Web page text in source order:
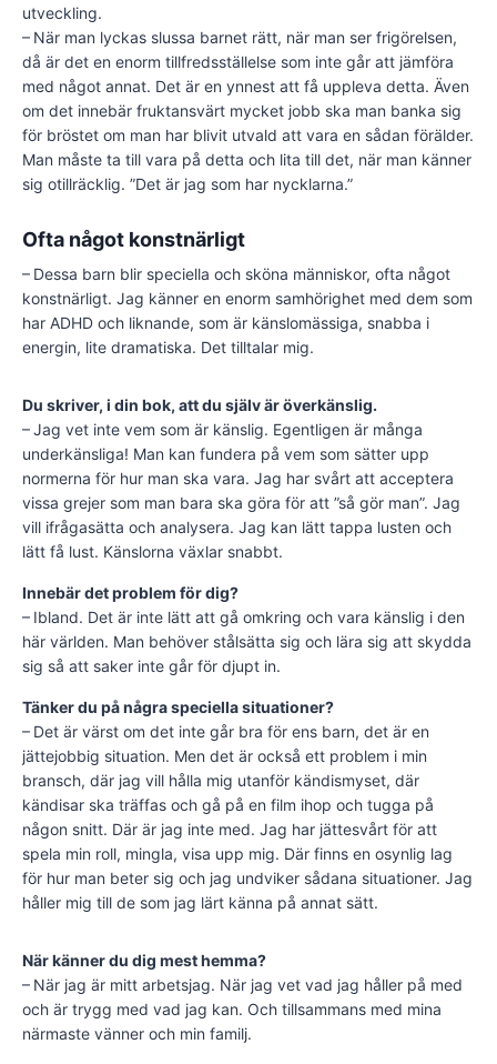
utveckling.
– När man lyckas slussa barnet rätt, när man ser frigörelsen,
då är det en enorm tillfredsställelse som inte går att jämföra
med något annat. Det är en ynnest att få uppleva detta. Även
om det innebär fruktansvärt mycket jobb ska man banka sig
för bröstet om man har blivit utvald att vara en sådan förälder.
Man måste ta till vara på detta och lita till det, när man känner
sig otillräcklig. ”Det är jag som har nycklarna.”
Ofta något konstnärligt
– Dessa barn blir speciella och sköna människor, ofta något
konstnärligt. Jag känner en enorm samhörighet med dem som
har ADHD och liknande, som är känslomässiga, snabba i
energin, lite dramatiska. Det tilltalar mig.
Du skriver, i din bok, att du själv är överkänslig.
– Jag vet inte vem som är känslig. Egent­ligen är många
underkänsliga! Man kan fundera på vem som sätter upp
normerna för hur man ska vara. Jag har svårt att acceptera
vissa grejer som man bara ska göra för att ”så gör man”. Jag
vill ifrågasätta och analysera. Jag kan lätt tappa lusten och
lätt få lust. Känslorna växlar snabbt.
Innebär det problem för dig?
– Ibland. Det är inte lätt att gå omkring och vara känslig i den
här världen. Man behöver stålsätta sig och lära sig att skydda
sig så att saker inte går för djupt in.
Tänker du på några speciella situationer?
– Det är värst om det inte går bra för ens barn, det är en
jättejobbig situation. Men det är också ett problem i min
bransch, där jag vill hålla mig utanför kändismyset, där
kändisar ska träffas och gå på en film ihop och tugga på
någon snitt. Där är jag inte med. Jag har jättesvårt för att
spela min roll, mingla, visa upp mig. Där finns en osynlig lag
för hur man beter sig och jag undviker sådana situationer. Jag
håller mig till de som jag lärt känna på annat sätt.
När känner du dig mest hemma?
– När jag är mitt arbetsjag. När jag vet vad jag håller på med
och är trygg med vad jag kan. Och tillsammans med mina
närmaste vänner och min familj.